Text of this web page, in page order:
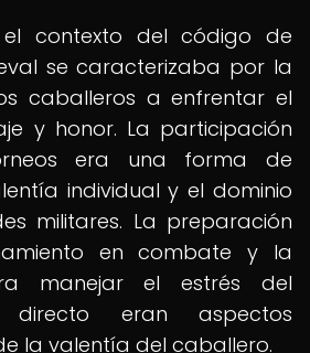
contexto del código de
se caracterizaba por la
caballeros a enfrentar el
y honor. La participación
era una forma de
individual y el dominio
militares. La preparación
en combate y la
manejar el estrés del
directo eran aspectos
la valentía del caballero.